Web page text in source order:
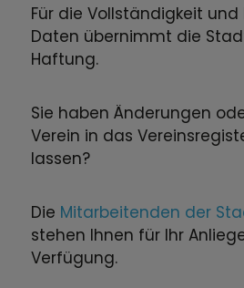
Vereine
Für die Vollständigkeit
Daten übernimmt die
Haftung.
Sie haben Änderungen
Verein in das
lassen?
Die Mitarbeitenden der
stehen Ihnen für Ihr
Verfügung.